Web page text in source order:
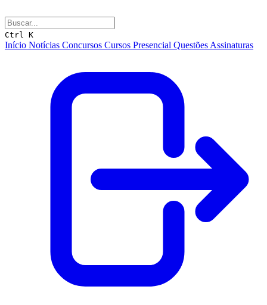
Ctrl K
Início Notícias Concursos Cursos Presencial Questões Assinaturas